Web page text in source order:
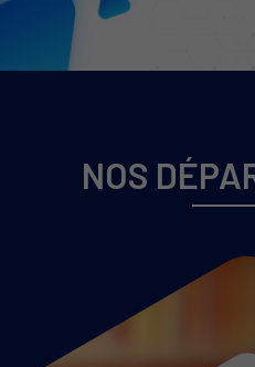
NOS